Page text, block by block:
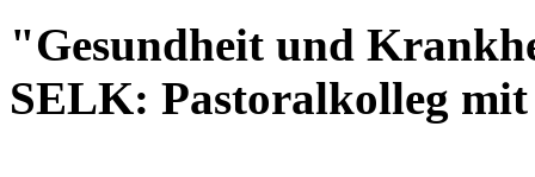
"Gesundheit und
SELK: Pastoralkolleg